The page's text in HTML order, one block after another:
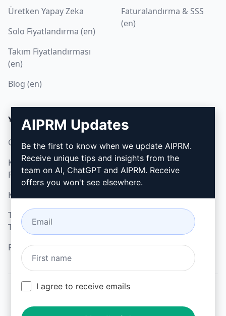
Üretken Yapay Zeka
Solo Fiyatlandırma (en)
Takım Fiyatlandırması
(en)
Blog (en)
Faturalandırma & SSS
(en)
YASAL
Gizlilik Politikası (en)
Kabul Edilebilir Kullanım
Politikası (en)
Kullanım Koşulları (en)
Tarayıcı Uzantısı
Terimleri (en)
Faturalama Koşulları (en)
Nasıl kurulur
Google Chrome (en)
Microsoft Edge (en)
All logos, trademarks, and registered trademarks are the
AIPRM Updates
Be the first to know when we update AIPRM.
Receive unique tips and insights from the
team on AI, ChatGPT and AIPRM. Receive
offers you won't see elsewhere.
I agree to receive emails